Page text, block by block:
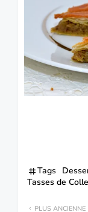
Tags
Tasses de
PLUS ANCIENNE